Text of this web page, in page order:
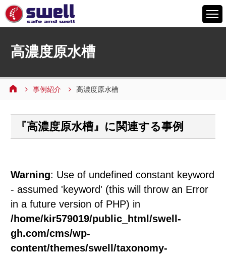
6つの特徴
設備案内
よくあるご質問
お問い合わせ
高濃度原水槽
事例紹介 高濃度原水槽
『高濃度原水槽』に関連する事例
Warning: Use of undefined constant keyword
- assumed 'keyword' (this will throw an Error
in a future version of PHP) in
/home/kir579019/public_html/swell-
gh.com/cms/wp-
content/themes/swell/taxonomy-